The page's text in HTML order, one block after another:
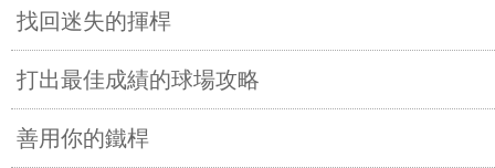
找回迷失的揮桿
打出最佳成績的球場攻略
善用你的鐵桿